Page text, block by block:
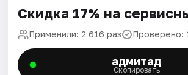
Скидка 17% на
Применили: 2 616 раз Проверено:
адмитад
Скопировать